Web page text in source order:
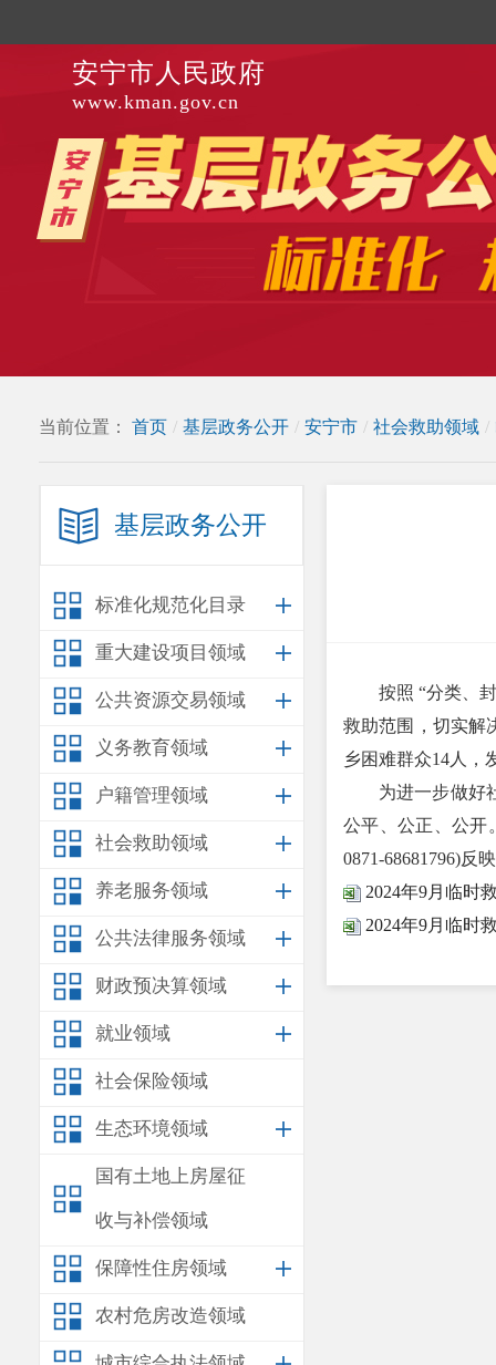
安宁市人民政府
www.kman.gov.cn
当前位置： 首页 / 基层政务公开 / 安宁市 / 社会救助领域 /
基层政务公开
标准化规范化目录
重大建设项目领域
公共资源交易领域
义务教育领域
户籍管理领域
社会救助领域
养老服务领域
公共法律服务领域
财政预决算领域
就业领域
社会保险领域
生态环境领域
国有土地上房屋征
收与补偿领域
保障性住房领域
农村危房改造领域
按照 “分类、封
救助范围，切实解
乡困难群众14人，
为进一步做好社
公平、公正、公开
0871-68681796)反
2024年9月临时
2024年9月临时